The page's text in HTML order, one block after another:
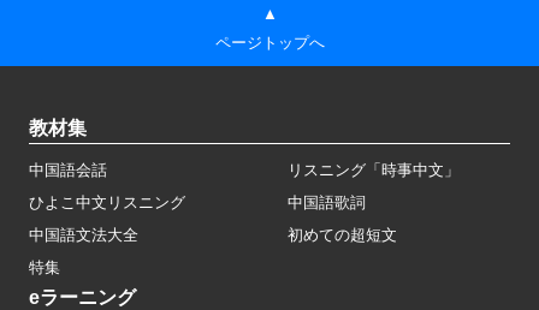
▲
ページトップへ
教材集
中国語会話
リスニング「時事中文」
ひよこ中文リスニング
中国語歌詞
中国語文法大全
初めての超短文
特集
eラーニング